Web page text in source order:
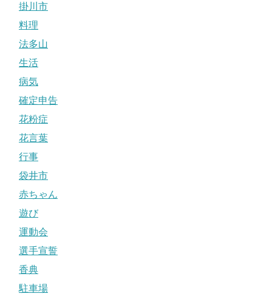
掛川市
料理
法多山
生活
病気
確定申告
花粉症
花言葉
行事
袋井市
赤ちゃん
遊び
運動会
選手宣誓
香典
駐車場